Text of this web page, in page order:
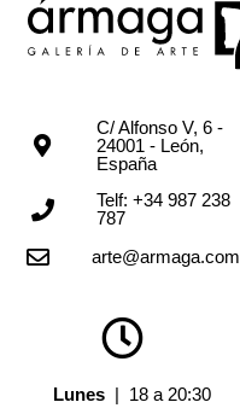
C/ Alfonso V, 6 -
24001 - León,
España
Telf: +34 987 238
787
arte@armaga.com
Lunes | 18 a 20:30